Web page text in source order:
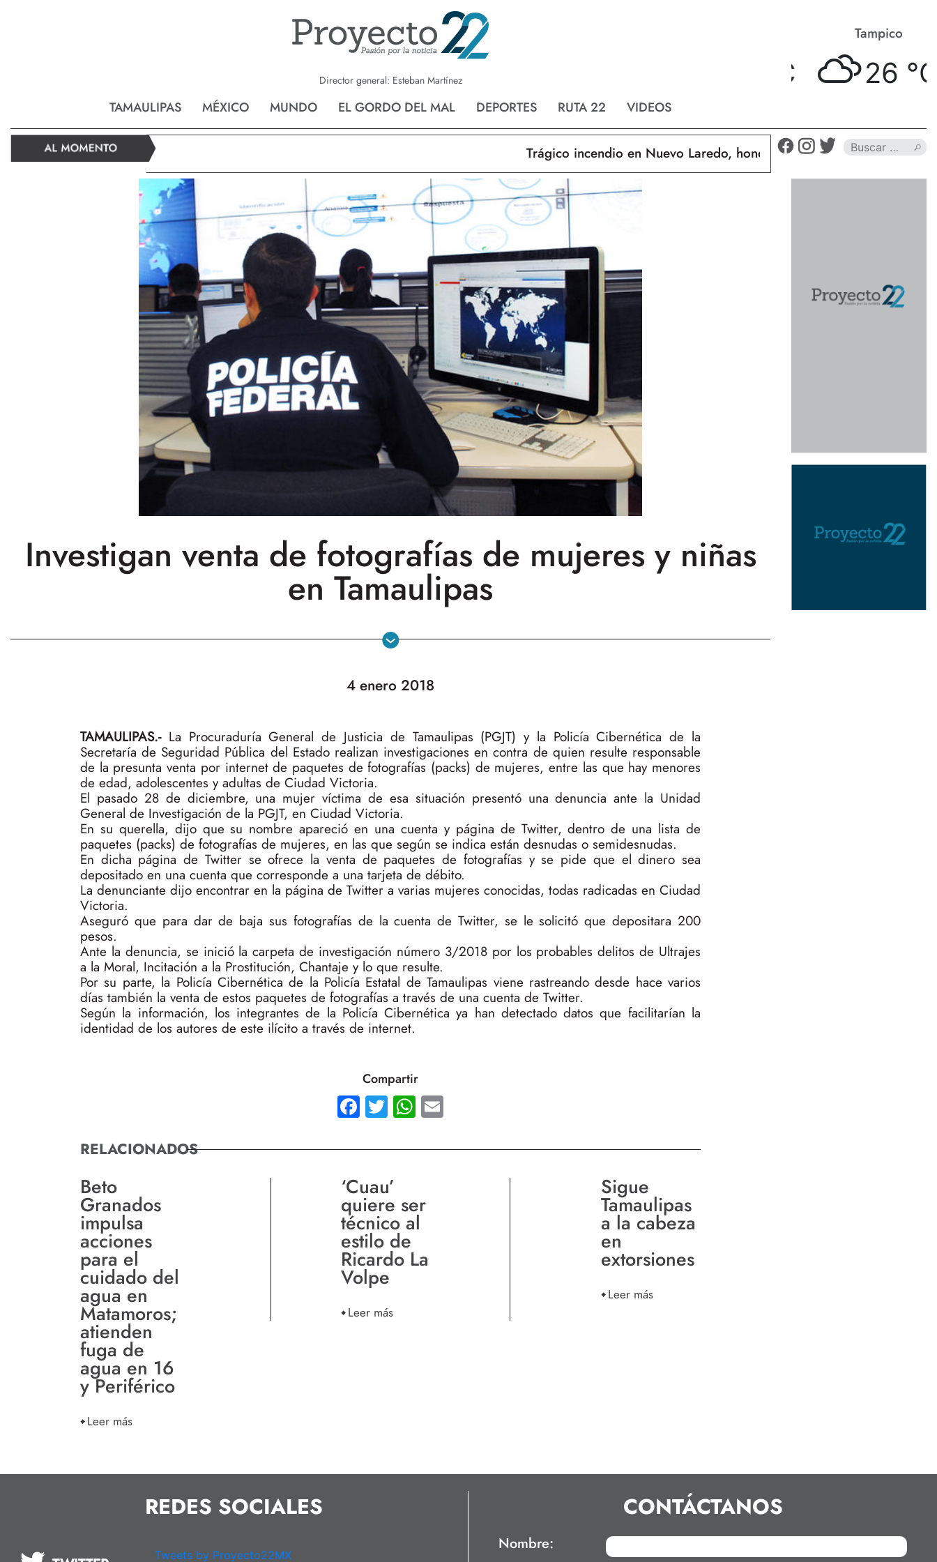
Director general: Esteban Martínez
TAMAULIPAS MÉXICO MUNDO EL GORDO DEL MAL DEPORTES RUTA 22 VIDEOS
Reynosa Nvo. Laredo Tampico
26 ° C
Trágico incendio en Nuevo Laredo, hondureño muere calcinado
Investigan venta de fotografías de mujeres y niñas
en Tamaulipas
4 enero 2018
TAMAULIPAS.-La Procuraduría General de Justicia de Tamaulipas (PGJT) y la Policía Cibernética de la
Secretaría de Seguridad Pública del Estado realizan investigaciones en contra de quien resulte responsable
de la presunta venta por internet de paquetes de fotografías (packs) de mujeres, entre las que hay menores
de edad, adolescentes y adultas de Ciudad Victoria.
El pasado 28 de diciembre, una mujer víctima de esa situación presentó una denuncia ante la Unidad
General de Investigación de la PGJT, en Ciudad Victoria.
En su querella, dijo que su nombre apareció en una cuenta y página de Twitter, dentro de una lista de
paquetes (packs) de fotografías de mujeres, en las que según se indica están desnudas o semidesnudas.
En dicha página de Twitter se ofrece la venta de paquetes de fotografías y se pide que el dinero sea
depositado en una cuenta que corresponde a una tarjeta de débito.
La denunciante dijo encontrar en la página de Twitter a varias mujeres conocidas, todas radicadas en Ciudad
Victoria.
Aseguró que para dar de baja sus fotografías de la cuenta de Twitter, se le solicitó que depositara 200
pesos.
Ante la denuncia, se inició la carpeta de investigación número 3/2018 por los probables delitos de Ultrajes
a la Moral, Incitación a la Prostitución, Chantaje y lo que resulte.
Por su parte, la Policía Cibernética de la Policía Estatal de Tamaulipas viene rastreando desde hace varios
días también la venta de estos paquetes de fotografías a través de una cuenta de Twitter.
Según la información, los integrantes de la Policía Cibernética ya han detectado datos que facilitarían la
identidad de los autores de este ilícito a través de internet.
Compartir
Facebook
TwitterWhatsApp
RELACIONADOS
Beto
Granados
impulsa
acciones
para el
cuidado del
agua en
Matamoros;
atienden
fuga de
agua en 16
y Periférico
Leer más
‘Cuau’
quiere ser
técnico al
estilo de
Ricardo La
Volpe
Leer más
Sigue
Tamaulipas
a la cabeza
en
extorsiones
Leer más
REDES SOCIALES
Tweets by Proyecto22MX
CONTÁCTANOS
Nombre: